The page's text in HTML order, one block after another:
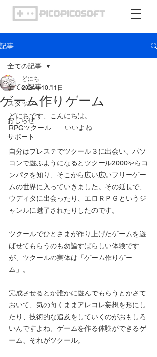
記事
全ての記事
スタッフ
おしらせ
サポート
全ての記事
ゲーム作りゲーム
どにち
2024年10月1日
どにちです、こんにちは。
RPGツクール……いいよね……
自分はプレステでツクール３に出会い、パソ
コンで遊ぶようになるとツクール2000やらコ
ンパクを知り、そこから広い広いフリーゲー
ムの世界に入っていきました。その延長で、
ウディタに出会ったり、エロＲＰＧというジ
ャンルに魅了されたりしたのです。
ツクールでひとさまが作り上げたゲームを遊
ばせてもらうのも勿論すばらしい体験です
が、ツクールの実体は「ゲーム作りゲー
ム」。
完成させるとか誰かに遊んでもらうとかさて
おいて、気の向くままアレコレ妄想を形にし
たり、技術的な追及をしていくのがおもしろ
いんですよね。ゲームを作る体験ができるゲ
ーム、それがツクール。